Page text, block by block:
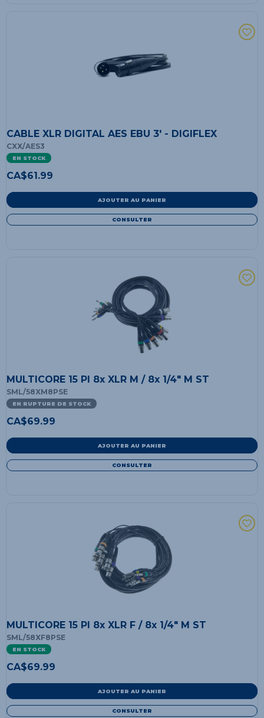
CABLE XLR DIGITAL AES EBU 3' - DIGIFLEX
CXX/AES3
EN STOCK
CA$61.99
AJOUTER AU PANIER
CONSULTER
MULTICORE 15 PI 8x XLR M / 8x 1/4" M ST
SML/58XM8PSE
EN RUPTURE DE STOCK
CA$69.99
AJOUTER AU PANIER
CONSULTER
MULTICORE 15 PI 8x XLR F / 8x 1/4" M ST
SML/58XF8PSE
EN STOCK
CA$69.99
AJOUTER AU PANIER
CONSULTER